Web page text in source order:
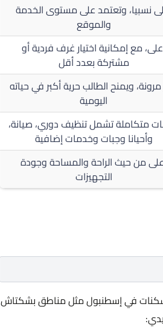
نسبيا، وتعتمد على مستوى الخدمة
والموقع
مع إمكانية اختيار غرف فردية أو
مشتركة بعدد أقل
مرونة، ويمنح الطالب حرية أكبر في حياته
اليومية
متكاملة تشمل تنظيف دوري، صيانة،
وأحيانا وجبات وخدمات إضافية
من حيث الراحة والمساحة وجودة
التجهيزات
في إسطنبول مثل مناطق بشكتاش